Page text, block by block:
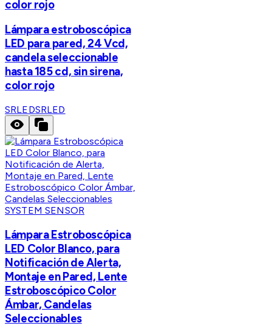
color rojo
Lámpara estroboscópica
LED para pared, 24 Vcd,
candela seleccionable
hasta 185 cd, sin sirena,
color rojo
SRLEDSRLED
SYSTEM SENSOR
Lámpara Estroboscópica
LED Color Blanco, para
Notificación de Alerta,
Montaje en Pared, Lente
Estroboscópico Color
Ámbar, Candelas
Seleccionables